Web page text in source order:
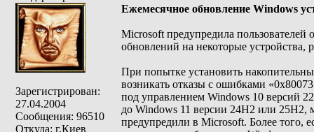
Зарегистрирован:
27.04.2004
Сообщения: 96510
Откуда: г.Киев
Ежемесячное обновление Windows
Microsoft предупредила
обновлений на некоторые
При попытке установить
возникать отказы с ошибками
под управлением Windows 10 версий
до Windows 11 версии 24H2 или 25H2,
предупредили в Microsoft. Более того,